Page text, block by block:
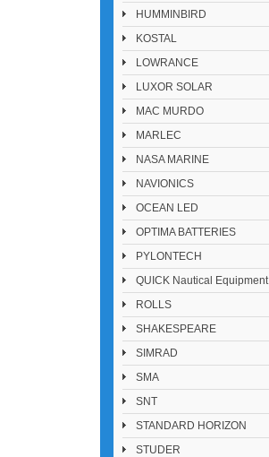
HUMMINBIRD
KOSTAL
LOWRANCE
LUXOR SOLAR
MAC MURDO
MARLEC
NASA MARINE
NAVIONICS
OCEAN LED
OPTIMA BATTERIES
PYLONTECH
QUICK Nautical Equipment
ROLLS
SHAKESPEARE
SIMRAD
SMA
SNT
STANDARD HORIZON
STUDER